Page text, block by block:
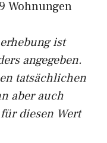
Wohnungen
ist
angegeben.
tatsächlichen
aber auch
diesen Wert